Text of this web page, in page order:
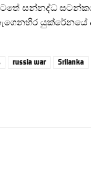
සන්නද්ධ
russia war Srilanka